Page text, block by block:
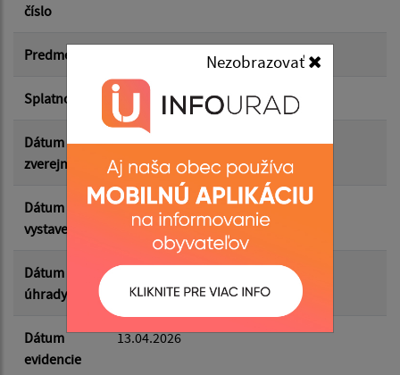
Nezobrazovať
Suma od:
Suma do:
Filtrovať Reset
číslo
Predmet odpad, poplatok
Splatnosť 12.05.2026
Dátum
zverejnenia
22.05.2026
Dátum
vystavenia
10.04.2026
Dátum
úhrady
13.04.2026
Dátum
evidencie
13.04.2026